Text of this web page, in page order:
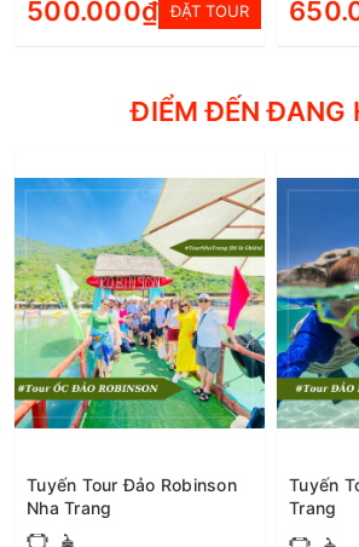
500.000₫ ĐẶT TOUR
ĐIỂM ĐẾN ĐANG
Tuyến Tour Đảo Robinson
Nha Trang
Tuyến
Trang